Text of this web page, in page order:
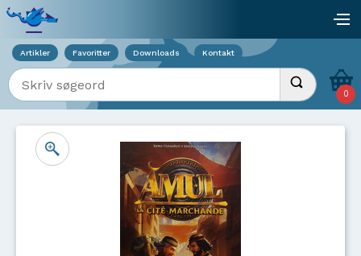
Artikler Favoritter Downloads Kontakt
Indtast søgeord Udfør søgning
0
Viser overlay for indkøbskurv